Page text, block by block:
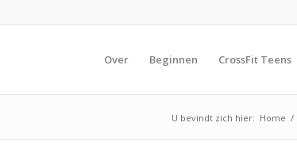
Over Beginnen CrossFit Teens
U bevindt zich hier: Home /